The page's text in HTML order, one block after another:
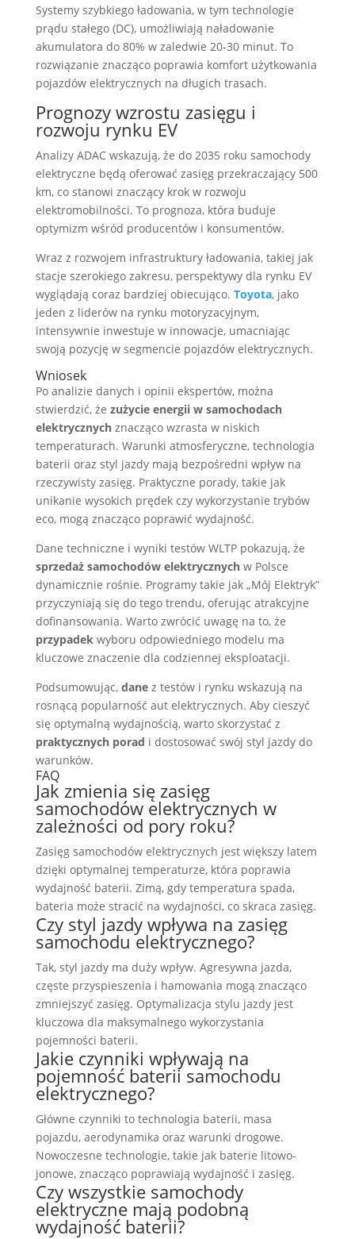
Systemy szybkiego ładowania, w tym technologie
prądu stałego (DC), umożliwiają naładowanie
akumulatora do 80% w zaledwie 20-30 minut. To
rozwiązanie znacząco poprawia komfort użytkowania
pojazdów elektrycznych na długich trasach.
Prognozy wzrostu zasięgu i
rozwoju rynku EV
Analizy ADAC wskazują, że do 2035 roku samochody
elektryczne będą oferować zasięg przekraczający 500
km, co stanowi znaczący krok w rozwoju
elektromobilności. To prognoza, która buduje
optymizm wśród producentów i konsumentów.
Wraz z rozwojem infrastruktury ładowania, takiej jak
stacje szerokiego zakresu, perspektywy dla rynku EV
wyglądają coraz bardziej obiecująco. Toyota, jako
jeden z liderów na rynku motoryzacyjnym,
intensywnie inwestuje w innowacje, umacniając
swoją pozycję w segmencie pojazdów elektrycznych.
Wniosek
Po analizie danych i opinii ekspertów, można
stwierdzić, że zużycie energii w samochodach
elektrycznychznacząco wzrasta w niskich
temperaturach. Warunki atmosferyczne, technologia
baterii oraz styl jazdy mają bezpośredni wpływ na
rzeczywisty zasięg. Praktyczne porady, takie jak
unikanie wysokich prędek czy wykorzystanie trybów
eco, mogą znacząco poprawić wydajność.
Dane techniczne i wyniki testów WLTP pokazują, że
sprzedaż samochodów elektrycznychw Polsce
dynamicznie rośnie. Programy takie jak „Mój Elektryk”
przyczyniają się do tego trendu, oferując atrakcyjne
dofinansowania. Warto zwrócić uwagę na to, że
przypadekwyboru odpowiedniego modelu ma
kluczowe znaczenie dla codziennej eksploatacji.
Podsumowując, danez testów i rynku wskazują na
rosnącą popularność aut elektrycznych. Aby cieszyć
się optymalną wydajnością, warto skorzystać z
praktycznych porad i dostosować swój styl jazdy do
warunków.
FAQ
Jak zmienia się zasięg
samochodów elektrycznych w
zależności od pory roku?
Zasięg samochodów elektrycznych jest większy latem
dzięki optymalnej temperaturze, która poprawia
wydajność baterii. Zimą, gdy temperatura spada,
bateria może stracić na wydajności, co skraca zasięg.
Czy styl jazdy wpływa na zasięg
samochodu elektrycznego?
Tak, styl jazdy ma duży wpływ. Agresywna jazda,
częste przyspieszenia i hamowania mogą znacząco
zmniejszyć zasięg. Optymalizacja stylu jazdy jest
kluczowa dla maksymalnego wykorzystania
pojemności baterii.
Jakie czynniki wpływają na
pojemność baterii samochodu
elektrycznego?
Główne czynniki to technologia baterii, masa
pojazdu, aerodynamika oraz warunki drogowe.
Nowoczesne technologie, takie jak baterie litowo-
jonowe, znacząco poprawiają wydajność i zasięg.
Czy wszystkie samochody
elektryczne mają podobną
wydajność baterii?